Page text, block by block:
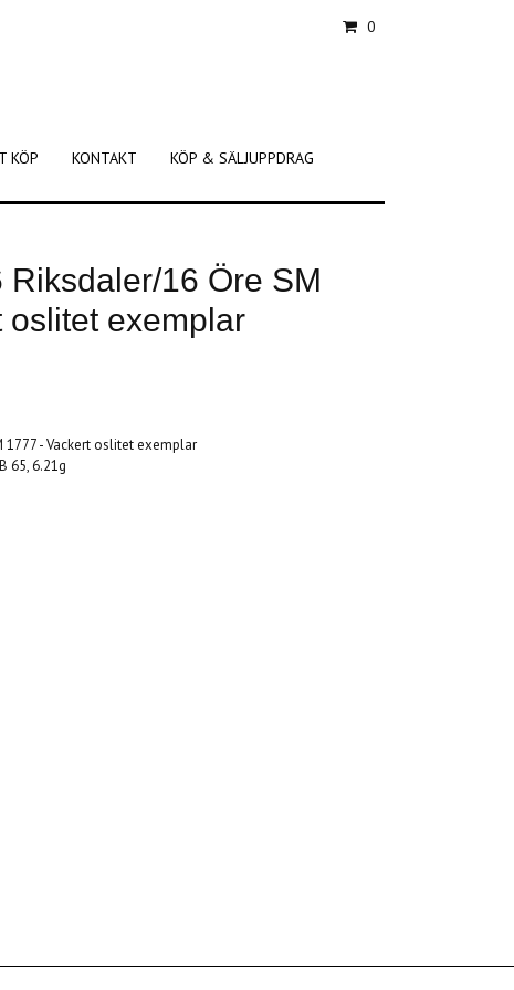
0
KÖP KONTAKT
KÖP & SÄLJUPPDRAG
Riksdaler/16 Öre SM
oslitet exemplar
1777 - Vackert oslitet exemplar
65, 6.21g